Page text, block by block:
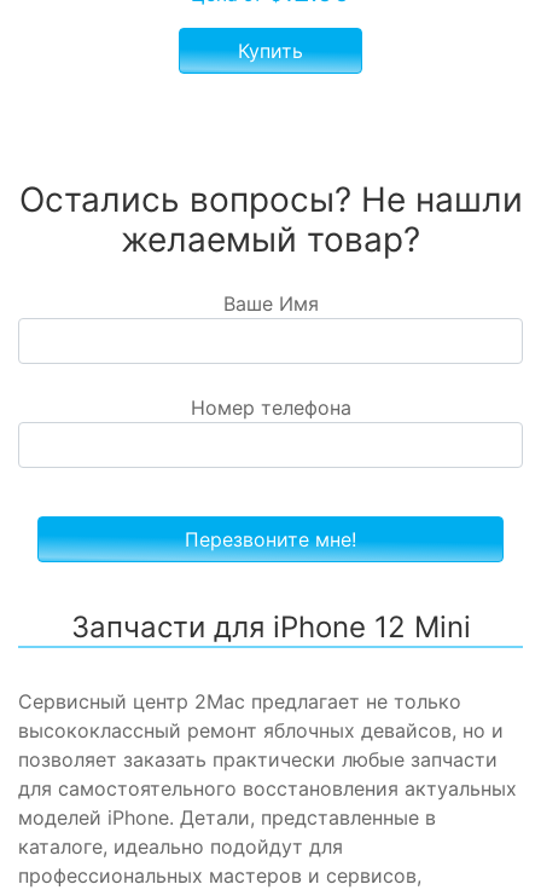
Купить
Остались вопросы? Не нашли
желаемый товар?
Ваше Имя
Номер телефона
Запчасти для iPhone 12 Mini
Сервисный центр 2Mac предлагает не только
высококлассный ремонт яблочных девайсов, но и
позволяет заказать практически любые запчасти
для самостоятельного восстановления актуальных
моделей iPhone. Детали, представленные в
каталоге, идеально подойдут для
профессиональных мастеров и сервисов,